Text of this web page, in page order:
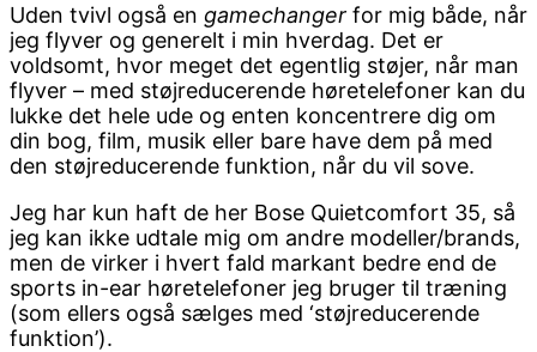
Uden tvivl også en gamechanger for mig både, når
jeg flyver og generelt i min hverdag. Det er
voldsomt, hvor meget det egentlig støjer, når man
flyver – med støjreducerende høretelefoner kan du
lukke det hele ude og enten koncentrere dig om
din bog, film, musik eller bare have dem på med
den støjreducerende funktion, når du vil sove.
Jeg har kun haft de her Bose Quietcomfort 35, så
jeg kan ikke udtale mig om andre modeller/brands,
men de virker i hvert fald markant bedre end de
sports in-ear høretelefoner jeg bruger til træning
(som ellers også sælges med ‘støjreducerende
funktion’).